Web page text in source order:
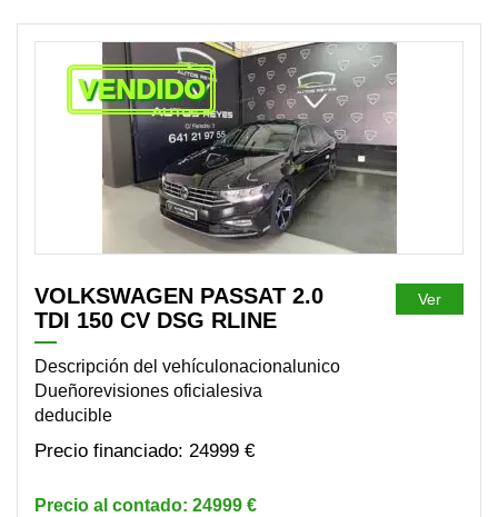
VENDIDO
VOLKSWAGEN PASSAT 2.0
TDI 150 CV DSG RLINE
Descripción del vehículonacionalunico
Dueñorevisiones oficialesiva
deducible
24999 €
24999 €
Ver